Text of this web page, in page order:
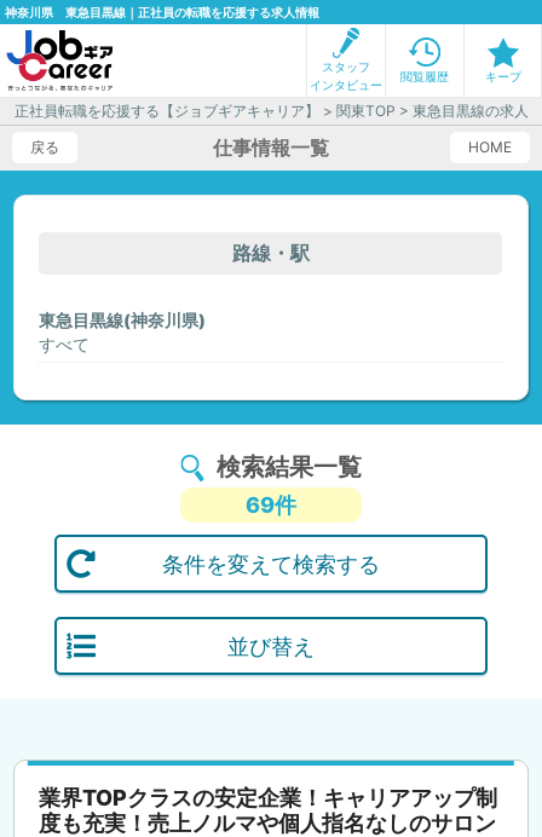
神奈川県 東急目黒線｜正社員の転職を応援する求人情報
スタッフ
インタビュー
閲覧履歴 キープ
正社員転職を応援する【ジョブギアキャリア】 >関東TOP > 東急目黒線の求人
戻る
HOME
仕事情報一覧
路線・駅
東急目黒線(神奈川県)
すべて
検索結果一覧
69件
条件を変えて検索する
並び替え
業界TOPクラスの安定企業！キャリアアップ制
度も充実！売上ノルマや個人指名なしのサロン